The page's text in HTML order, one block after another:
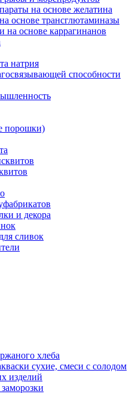
на основе желатина
основе трансглютаминазы
на основе каррагинанов
натрия
способности
порошки)
и декора
сливок
хлеба
сухие, смеси с солодом
изделий